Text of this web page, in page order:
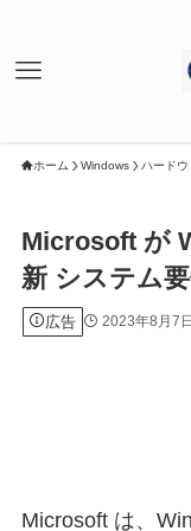
ホーム Windows ハードウ
Microsoft が
新 システム
広告 2023年8月7日
Microsoft は、